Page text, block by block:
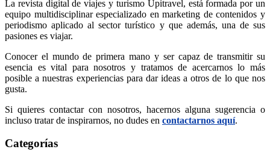
La revista digital de viajes y turismo Upitravel, está formada por un
equipo multidisciplinar especializado en marketing de contenidos y
periodismo aplicado al sector turístico y que además, una de sus
pasiones es viajar.
Conocer el mundo de primera mano y ser capaz de transmitir su
esencia es vital para nosotros y tratamos de acercarnos lo más
posible a nuestras experiencias para dar ideas a otros de lo que nos
gusta.
Si quieres contactar con nosotros, hacernos alguna sugerencia o
incluso tratar de inspirarnos, no dudes en contactarnos aquí.
Categorías